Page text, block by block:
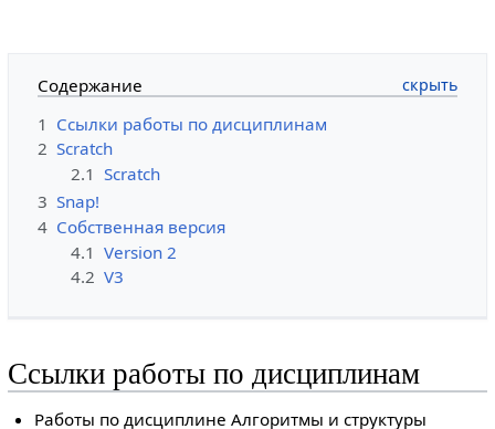
Содержание
1 Ссылки работы по дисциплинам
2 Scratch
2.1 Scratch
3 Snap!
4 Собственная версия
4.1 Version 2
4.2 V3
Ссылки работы по дисциплинам
Работы по дисциплине Алгоритмы и структуры